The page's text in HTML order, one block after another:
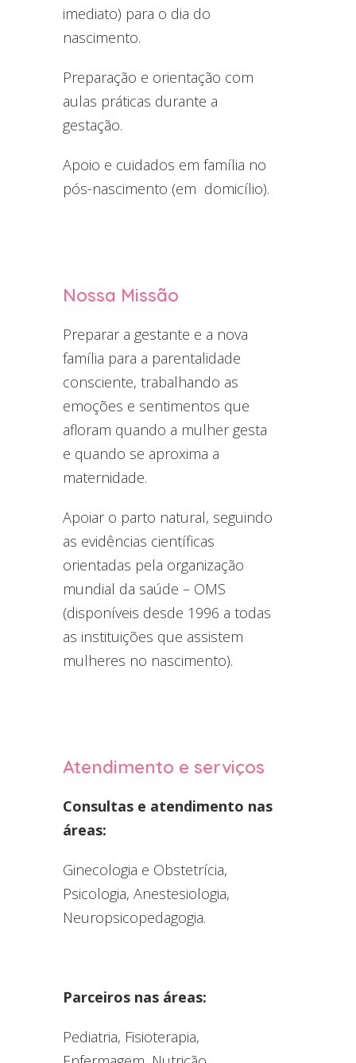
imediato) para o dia do
nascimento.
Preparação e orientação com
aulas práticas durante a
gestação.
Apoio e cuidados em família no
pós-nascimento (em domicílio).
Nossa Missão
Preparar a gestante e a nova
família para a parentalidade
consciente, trabalhando as
emoções e sentimentos que
afloram quando a mulher gesta
e quando se aproxima a
maternidade.
Apoiar o parto natural, seguindo
as evidências científicas
orientadas pela organização
mundial da saúde – OMS
(disponíveis desde 1996 a todas
as instituições que assistem
mulheres no nascimento).
Atendimento e serviços
Consultas e atendimento nas
áreas:
Ginecologia e Obstetrícia,
Psicologia, Anestesiologia,
Neuropsicopedagogia.
Parceiros nas áreas:
Pediatria, Fisioterapia,